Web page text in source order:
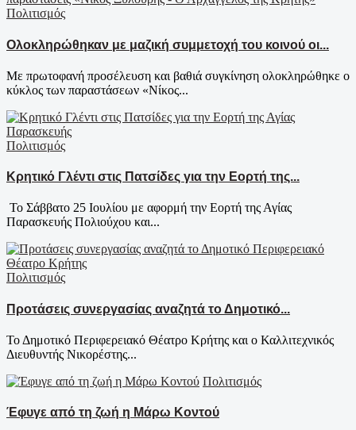
Πολιτισμός
Ολοκληρώθηκαν με μαζική συμμετοχή του κοινού οι...
Με πρωτοφανή προσέλευση και βαθιά συγκίνηση ολοκληρώθηκε ο
κύκλος των παραστάσεων «Νίκος...
Πολιτισμός
Κρητικό Γλέντι στις Πατσίδες για την Εορτή της...
Το Σάββατο 25 Ιουλίου με αφορμή την Εορτή της Αγίας
Παρασκευής Πολιούχου και...
Πολιτισμός
Προτάσεις συνεργασίας αναζητά το Δημοτικό...
Το Δημοτικό Περιφερειακό Θέατρο Κρήτης και ο Καλλιτεχνικός
Διευθυντής Νικορέστης...
Πολιτισμός
Έφυγε από τη ζωή η Μάρω Κοντού